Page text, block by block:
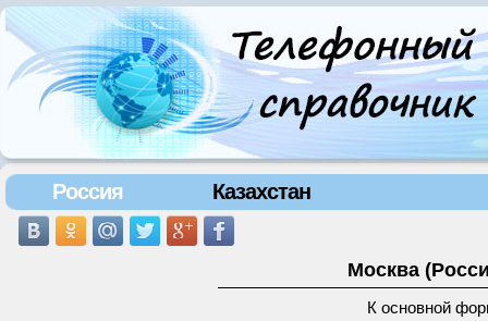
Россия Казахстан
Москва
К основной